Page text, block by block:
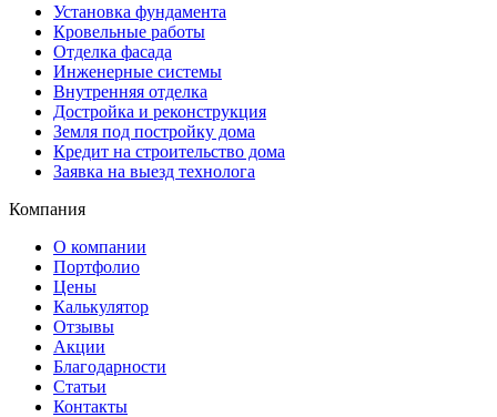
Установка фундамента
Кровельные работы
Отделка фасада
Инженерные системы
Внутренняя отделка
Достройка и реконструкция
Земля под постройку дома
Кредит на строительство дома
Заявка на выезд технолога
Компания
О компании
Портфолио
Цены
Калькулятор
Отзывы
Акции
Благодарности
Статьи
Контакты